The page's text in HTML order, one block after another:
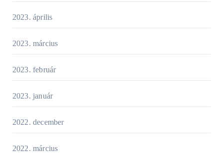
2023. április
2023. március
2023. február
2023. január
2022. december
2022. március